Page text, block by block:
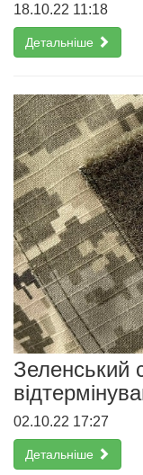
18.10.22 11:18
Детальніше
Зеленський
02.10.22 17:27
Детальніше